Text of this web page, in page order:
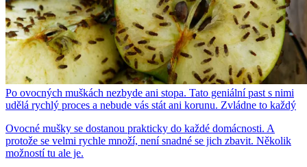
Po ovocných muškách nezbyde ani stopa. Tato geniální past s nimi
udělá rychlý proces a nebude vás stát ani korunu. Zvládne to každý
Ovocné mušky se dostanou prakticky do každé domácnosti. A
protože se velmi rychle množí, není snadné se jich zbavit. Několik
možností tu ale je.